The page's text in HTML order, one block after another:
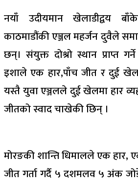
नयाँ उदीयमान खेलाडीद्वय
काठमाडौंकी एञ्जल महर्जन दुवैले
छन्। संयुक्त दोश्रो स्थान प्राप्त
इशाले एक हार,पाँच जीत र दुई
यस्तै युवा एञ्जलले दुई खेलमा हार
जीतको स्वाद चाखेकी छिन् ।
मोरङकी शान्ति धिमालले एक हार,
जीत गर्ता गर्दै ५ दशमलव ५ अंक